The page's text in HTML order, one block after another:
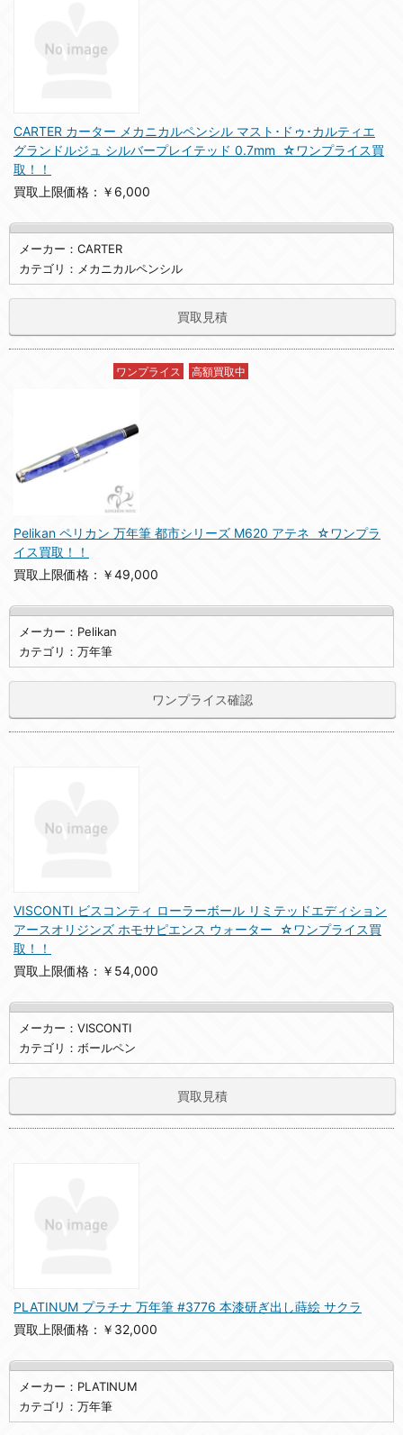
CARTER カーター メカニカルペンシル マスト･ドゥ･カルティエ
グランドルジュ シルバープレイテッド 0.7mm ☆ワンプライス買
取！！
買取上限価格：￥6,000
メーカー：CARTER
カテゴリ：メカニカルペンシル
買取見積
ワンプライス 高額買取中
Pelikan ペリカン 万年筆 都市シリーズ M620 アテネ ☆ワンプラ
イス買取！！
買取上限価格：￥49,000
メーカー：Pelikan
カテゴリ：万年筆
ワンプライス確認
VISCONTI ビスコンティ ローラーボール リミテッドエディション
アースオリジンズ ホモサピエンス ウォーター ☆ワンプライス買
取！！
買取上限価格：￥54,000
メーカー：VISCONTI
カテゴリ：ボールペン
買取見積
PLATINUM プラチナ 万年筆 #3776 本漆研ぎ出し蒔絵 サクラ
買取上限価格：￥32,000
メーカー：PLATINUM
カテゴリ：万年筆